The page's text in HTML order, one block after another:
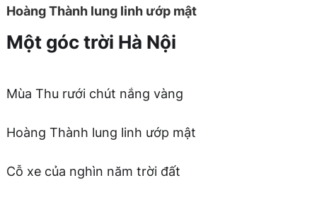
Hoàng Thành lung linh ướp mật
Một góc trời Hà Nội
Mùa Thu rưới chút nắng vàng
Hoàng Thành lung linh ướp mật
Cỗ xe của nghìn năm trời đất